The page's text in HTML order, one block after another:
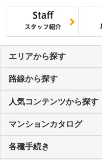
エリアから探す
路線から探す
人気コンテンツから探す
マンションカタログ
各種手続き